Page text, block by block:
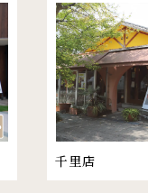
千里店